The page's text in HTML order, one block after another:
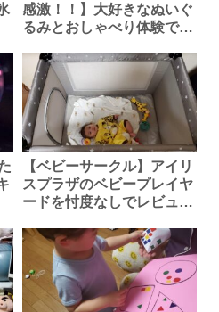
感激！！】大好きなぬいぐ
るみとおしゃべり体験でき
【ベビーサークル】アイリ
スプラザのベビープレイヤ
ードを忖度なしでレビュー